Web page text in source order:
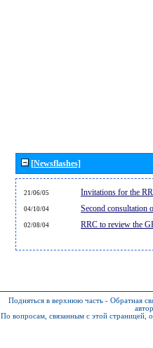
[Newsflashes]
21/06/05 Invitations for the
04/10/04 Second consultation
02/08/04 RRC to review the
Подняться в верхнюю часть - Обратная
По вопросам, связанным с этой страницей,